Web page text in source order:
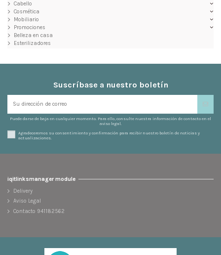
Cabello
Cosmética
Mobiliario
Promociones
Belleza en casa
Esterilizadores
Suscríbase a nuestro boletín
Puede darse de baja en cualquier momento. Para ello, consulte nuestra información de contacto en el
aviso legal.
Agradeceremos su consentimiento y confirmación para recibir nuestro boletín de noticias y
actualizaciones.
iqitlinksmanager module
Delivery
Aviso Legal
Contacto 941182562